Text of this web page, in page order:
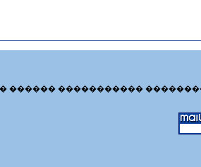
������ �����������